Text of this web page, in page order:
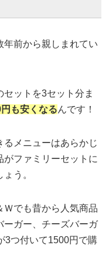
年前から親しまれてい
ットを3セット分ま
も安くなるんです！
メニューはあらかじ
ファミリーセットに
う。
Ｗでも昔から人気商品
ーガー、チーズバーガ
3つ付いて1500円で購